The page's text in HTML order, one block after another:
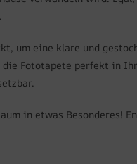
um eine klare und
Fototapete perfekt in
in etwas Besonderes!